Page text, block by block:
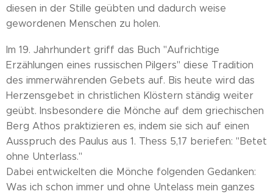
diesen in der Stille geübten und dadurch weise
gewordenen Menschen zu holen.
Im 19. Jahrhundert griff das Buch "Aufrichtige
Erzählungen eines russischen Pilgers" diese Tradition
des immerwährenden Gebets auf. Bis heute wird das
Herzensgebet in christlichen Klöstern ständig weiter
geübt. Insbesondere die Mönche auf dem griechischen
Berg Athos praktizieren es, indem sie sich auf einen
Ausspruch des Paulus aus 1. Thess 5,17 beriefen: "Betet
ohne Unterlass."
Dabei entwickelten die Mönche folgenden Gedanken:
Was ich schon immer und ohne Untelass mein ganzes